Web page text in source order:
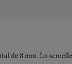
8 mm. La